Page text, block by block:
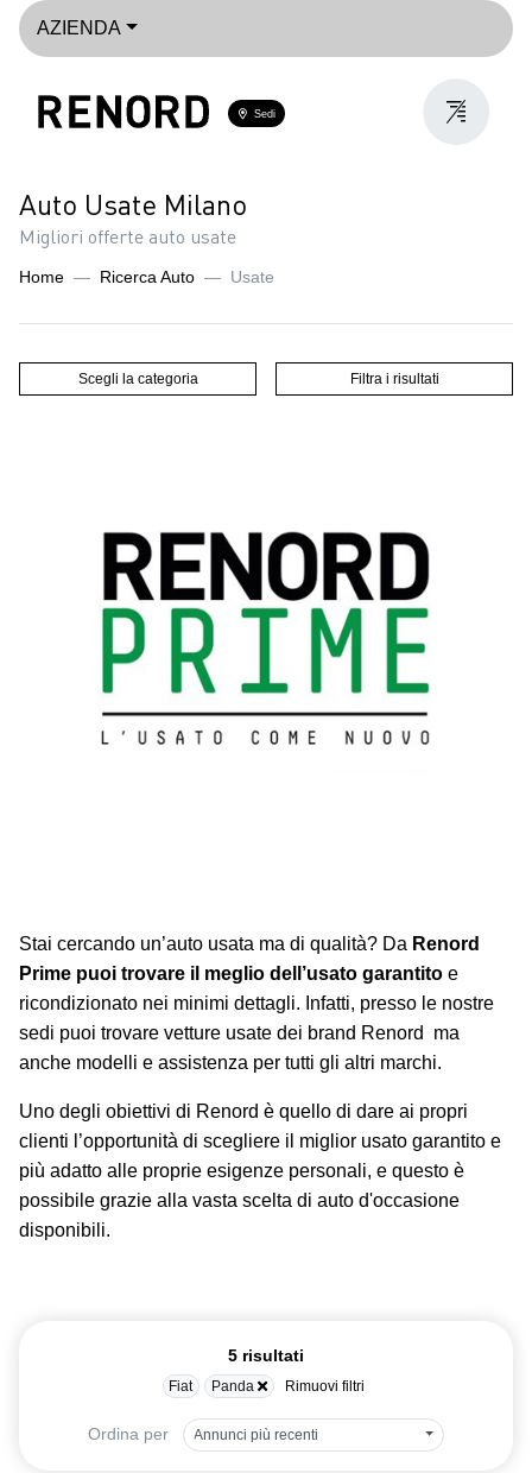
AZIENDA
Sedi
Auto Usate Milano
Migliori offerte auto usate
Home Ricerca Auto Usate
Scegli la categoria Filtra i risultati
Stai cercando un’auto usata ma di qualità? Da Renord
Prime puoi trovare il meglio dell’usato garantito e
ricondizionato nei minimi dettagli. Infatti, presso le nostre
sedi puoi trovare vetture usate dei brand Renord ma
anche modelli e assistenza per tutti gli altri marchi.
Uno degli obiettivi di Renord è quello di dare ai propri
clienti l’opportunità di scegliere il miglior usato garantito e
più adatto alle proprie esigenze personali, e questo è
possibile grazie alla vasta scelta di auto d'occasione
disponibili.
5 risultati
Fiat Panda Rimuovi filtri
Ordina per Annunci più recenti